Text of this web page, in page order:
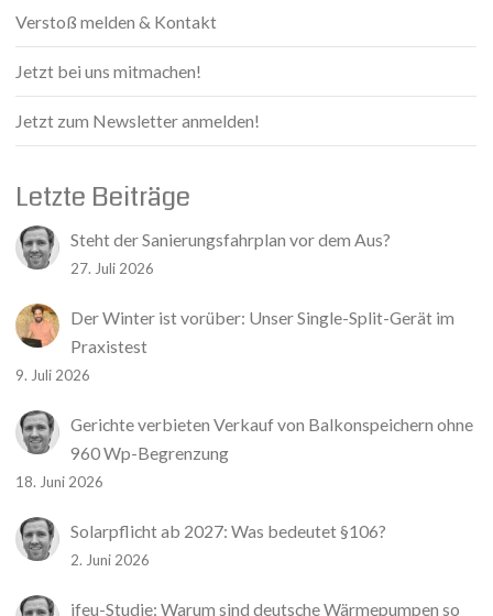
Verstoß melden & Kontakt
Jetzt bei uns mitmachen!
Jetzt zum Newsletter anmelden!
Letzte Beiträge
Steht der Sanierungsfahrplan vor dem Aus?
27. Juli 2026
Der Winter ist vorüber: Unser Single-Split-Gerät im
Praxistest
9. Juli 2026
Gerichte verbieten Verkauf von Balkonspeichern ohne
960 Wp-Begrenzung
18. Juni 2026
Solarpflicht ab 2027: Was bedeutet §106?
2. Juni 2026
ifeu-Studie: Warum sind deutsche Wärmepumpen so